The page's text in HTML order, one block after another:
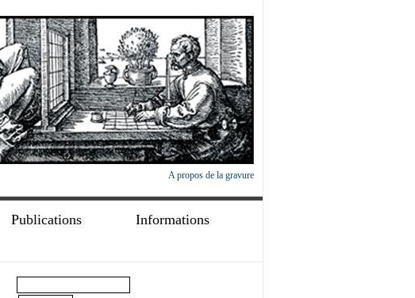
A propos de la gravure
Publications Informations